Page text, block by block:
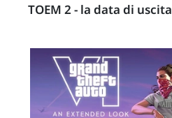
TOEM 2 - la data di uscita